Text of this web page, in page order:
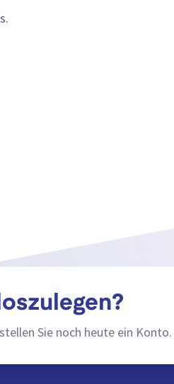
Sie noch heute ein Konto.